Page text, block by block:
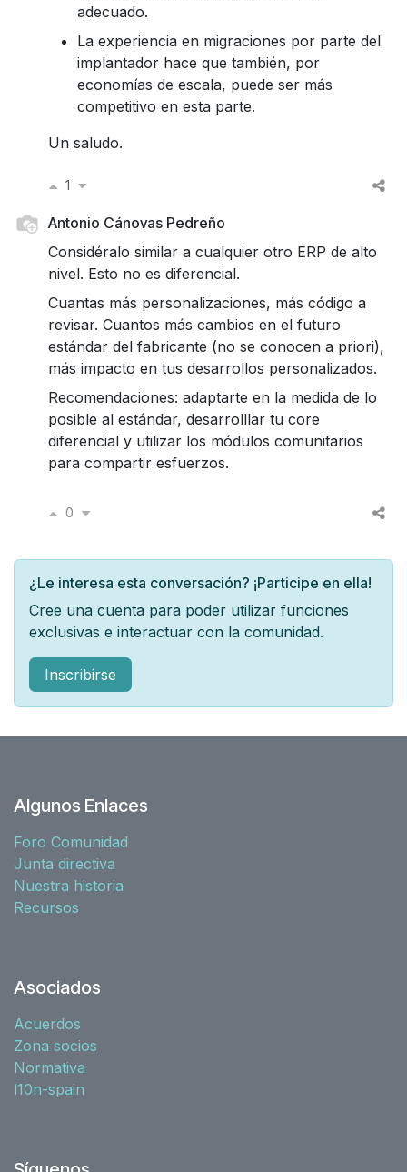
adecuado.
La experiencia en migraciones por parte del
implantador hace que también, por
economías de escala, puede ser más
competitivo en esta parte.
Un saludo.
1
Antonio Cánovas Pedreño
Considéralo similar a cualquier otro ERP de alto
nivel. Esto no es diferencial.
Cuantas más personalizaciones, más código a
revisar. Cuantos más cambios en el futuro
estándar del fabricante (no se conocen a priori),
más impacto en tus desarrollos personalizados.
Recomendaciones: adaptarte en la medida de lo
posible al estándar, desarrolllar tu core
diferencial y utilizar los módulos comunitarios
para compartir esfuerzos.
0
¿Le interesa esta conversación? ¡Participe en ella!
Cree una cuenta para poder utilizar funciones
exclusivas e interactuar con la comunidad.
Inscribirse
Algunos Enlaces
Foro Comunidad
Junta directiva
Nuestra historia
Recursos
Asociados
Acuerdos
Zona socios
Normativa
l10n-spain